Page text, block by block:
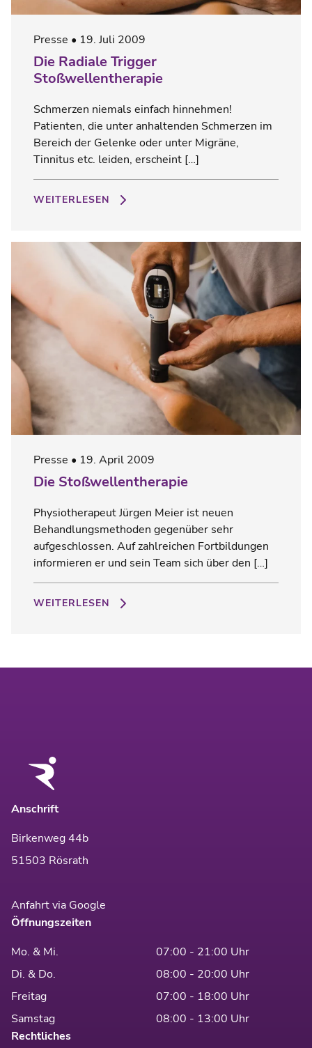
Presse 19. Juli 2009
Die Radiale Trigger
Stoßwellentherapie
Schmerzen niemals einfach hinnehmen!
Patienten, die unter anhaltenden Schmerzen im
Bereich der Gelenke oder unter Migräne,
Tinnitus etc. leiden, erscheint […]
WEITERLESEN
Presse 19. April 2009
Die Stoßwellentherapie
Physiotherapeut Jürgen Meier ist neuen
Behandlungsmethoden gegenüber sehr
aufgeschlossen. Auf zahlreichen Fortbildungen
informieren er und sein Team sich über den […]
WEITERLESEN
Anschrift
Birkenweg 44b
51503 Rösrath
Anfahrt via Google
Öffnungszeiten
Mo. & Mi.
07:00 - 21:00 Uhr
Di. & Do.
08:00 - 20:00 Uhr
Freitag
07:00 - 18:00 Uhr
Samstag
08:00 - 13:00 Uhr
Rechtliches